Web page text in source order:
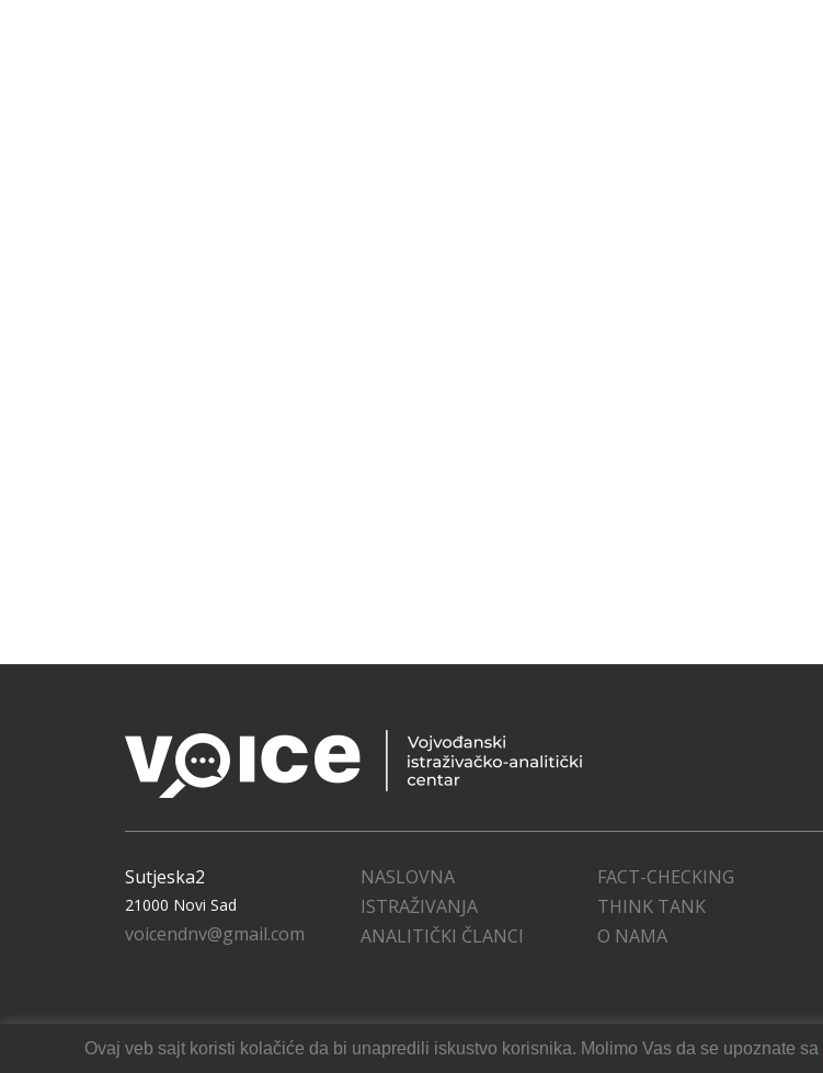
Sutjeska2
21000 Novi Sad
voicendnv@gmail.com
NASLOVNA
ISTRAŽIVANJA
ANALITIČKI ČLANCI
FACT-CHECKING
THINK TANK
O NAMA
Ovaj veb sajt koristi kolačiće da bi unapredili iskustvo korisnika. Molimo Vas da se upoznate sa